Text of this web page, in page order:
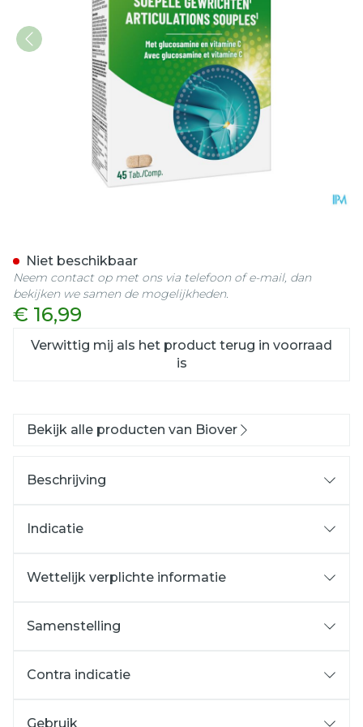
€ 16,99
Verwittig mij als het product terug in voorraad
is
Niet beschikbaar
Neem contact op met ons via telefoon of e-mail, dan
bekijken we samen de mogelijkheden.
Bekijk alle producten van Biover
Beschrijving
Indicatie
Wettelijk verplichte informatie
Samenstelling
Contra indicatie
Gebruik